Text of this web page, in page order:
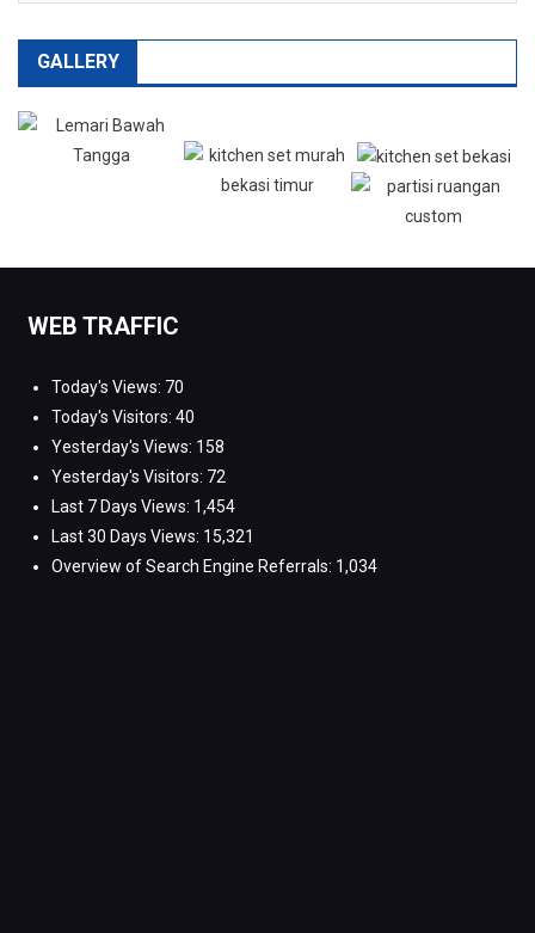
GALLERY
WEB TRAFFIC
Today's Views: 70
Today's Visitors: 40
Yesterday's Views: 158
Yesterday's Visitors: 72
Last 7 Days Views: 1,454
Last 30 Days Views: 15,321
Overview of Search Engine Referrals: 1,034